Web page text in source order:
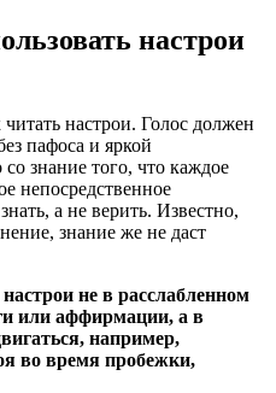
настрои
настрои. Голос должен
пафоса и яркой
знание того, что каждое
непосредственное
а не верить. Известно,
знание же не даст
не в расслабленном
или аффирмации, а в
например,
во время пробежки,